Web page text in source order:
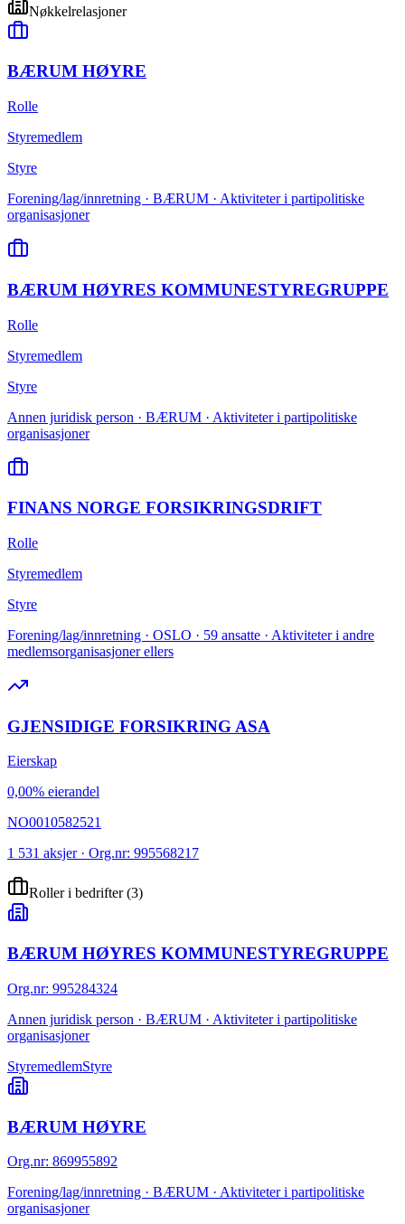
Nøkkelrelasjoner
BÆRUM HØYRE
Rolle
Styremedlem
Styre
Forening/lag/innretning · BÆRUM · Aktiviteter i partipolitiske
organisasjoner
BÆRUM HØYRES KOMMUNESTYREGRUPPE
Rolle
Styremedlem
Styre
Annen juridisk person · BÆRUM · Aktiviteter i partipolitiske
organisasjoner
FINANS NORGE FORSIKRINGSDRIFT
Rolle
Styremedlem
Styre
Forening/lag/innretning · OSLO · 59 ansatte · Aktiviteter i andre
medlemsorganisasjoner ellers
GJENSIDIGE FORSIKRING ASA
Eierskap
0,00% eierandel
NO0010582521
1 531 aksjer · Org.nr: 995568217
Roller i bedrifter(3)
BÆRUM HØYRES KOMMUNESTYREGRUPPE
Org.nr: 995284324
Annen juridisk person · BÆRUM · Aktiviteter i partipolitiske
organisasjoner
StyremedlemStyre
BÆRUM HØYRE
Org.nr: 869955892
Forening/lag/innretning · BÆRUM · Aktiviteter i partipolitiske
organisasjoner